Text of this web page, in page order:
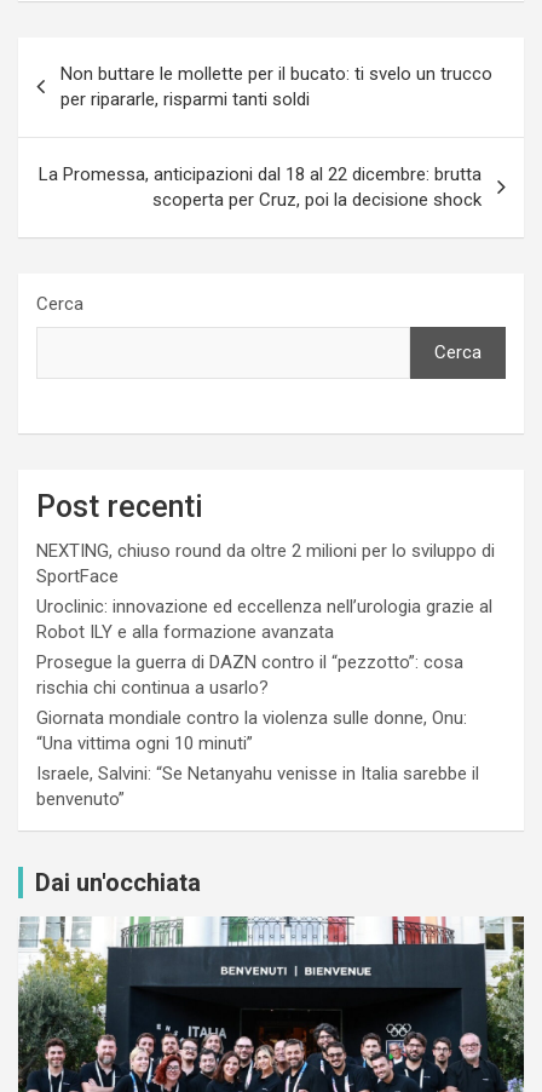
articoli
Non buttare le mollette per il bucato: ti svelo un trucco
per ripararle, risparmi tanti soldi
La Promessa, anticipazioni dal 18 al 22 dicembre: brutta
scoperta per Cruz, poi la decisione shock
Cerca
Cerca
Post recenti
NEXTING, chiuso round da oltre 2 milioni per lo sviluppo di
SportFace
Uroclinic: innovazione ed eccellenza nell’urologia grazie al
Robot ILY e alla formazione avanzata
Prosegue la guerra di DAZN contro il “pezzotto”: cosa
rischia chi continua a usarlo?
Giornata mondiale contro la violenza sulle donne, Onu:
“Una vittima ogni 10 minuti”
Israele, Salvini: “Se Netanyahu venisse in Italia sarebbe il
benvenuto”
Dai un'occhiata